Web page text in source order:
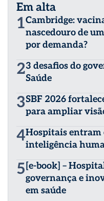
Em alta
1Cambridge:
nascedouro de
por demanda?
23 desafios do
Saúde
3SBF 2026
para ampliar
4Hospitais entram
inteligência
5 [e-book] –
governança e
em saúde